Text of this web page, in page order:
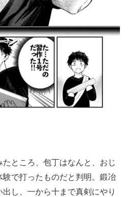
ところ、包丁はなんと、おじ
で打ったものだと判明。鍛冶
し、一から十まで真剣にやり